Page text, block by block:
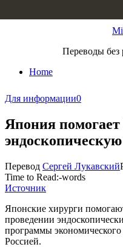
Переводы без
Home
Для информации0
Япония помогает
Перевод Сергей Лукавский
Time to Read:-words
Источник
Японские хирурги
проведении
программы
Россией.